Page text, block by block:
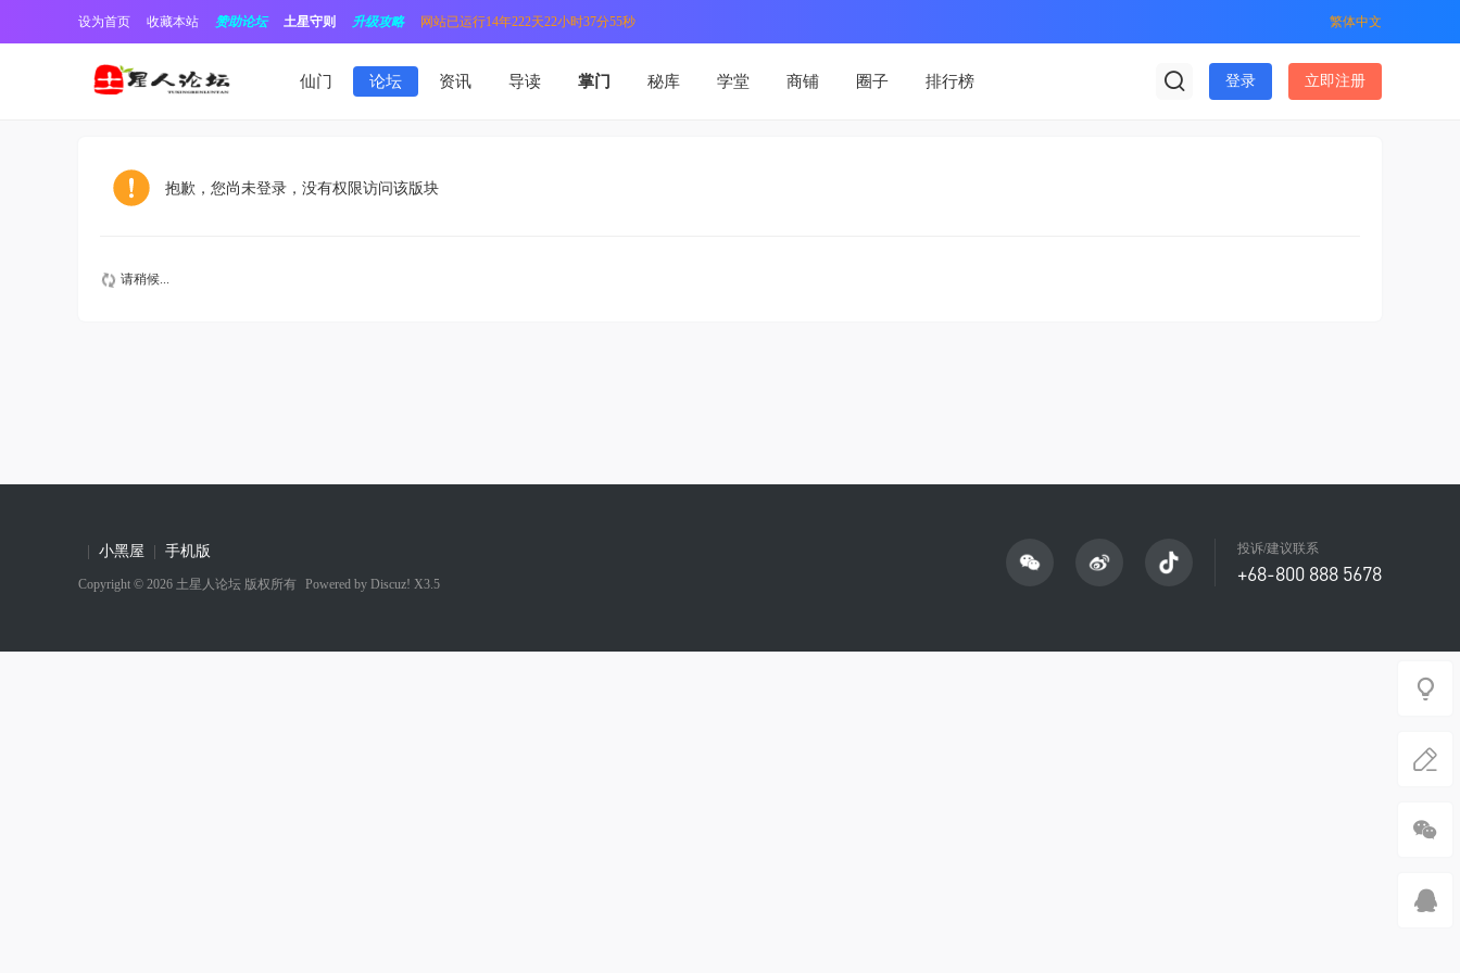
设为首页 收藏本站 赞助论坛 土星守则 升级攻略 网站已运行14年222天22小时37分55秒 繁体中文
仙门 论坛 资讯 导读 掌门 秘库 学堂 商铺 圈子 排行榜 登录 立即注册
抱歉，您尚未登录，没有权限访问该版块
请稍候...
投诉/建议联系
+68-800 888 5678
小黑屋 手机版
Copyright © 2026 土星人论坛 版权所有 Powered by Discuz! X3.5